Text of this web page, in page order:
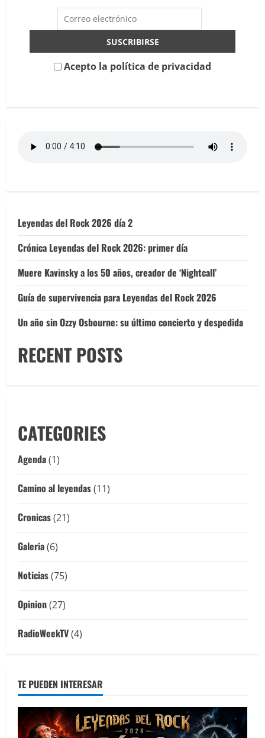
¿pero
dónde
Acepto la política de privacidad
Leyendas del Rock 2026 día 2
Crónica Leyendas del Rock 2026: primer día
Muere Kavinsky a los 50 años, creador de ‘Nightcall’
Guía de supervivencia para Leyendas del Rock 2026
Un año sin Ozzy Osbourne: su último concierto y despedida
RECENT POSTS
CATEGORIES
Agenda(1)
Camino al leyendas(11)
Cronicas(21)
Galeria(6)
Noticias(75)
Opinion(27)
RadioWeekTV(4)
TE PUEDEN INTERESAR